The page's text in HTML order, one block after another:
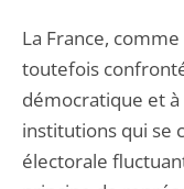
La France,
toutefois
démocratique et
institutions qui se
électorale